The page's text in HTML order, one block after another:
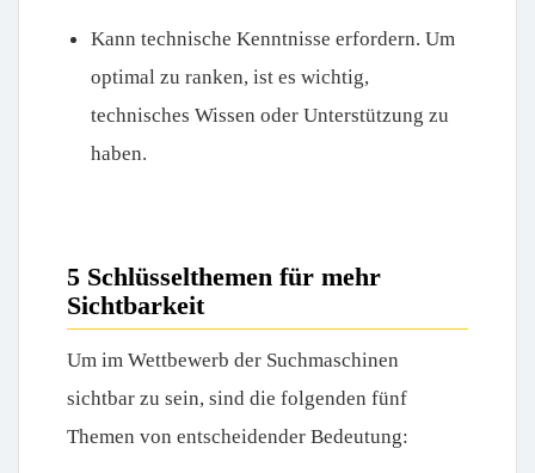
Kann technische Kenntnisse erfordern. Um
optimal zu ranken, ist es wichtig,
technisches Wissen oder Unterstützung zu
haben.
5 Schlüsselthemen für mehr
Sichtbarkeit
Um im Wettbewerb der Suchmaschinen
sichtbar zu sein, sind die folgenden fünf
Themen von entscheidender Bedeutung: